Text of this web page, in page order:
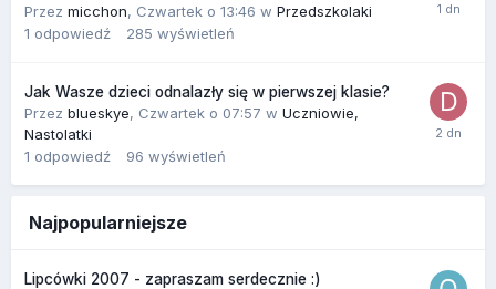
Przez micchon, Czwartek o 13:46 w Przedszkolaki
1 odpowiedź 285 wyświetleń
Jak Wasze dzieci odnalazły się w pierwszej klasie?
Przez blueskye, Czwartek o 07:57 w Uczniowie,
Nastolatki
1 odpowiedź 96 wyświetleń
Najpopularniejsze
Lipcówki 2007 - zapraszam serdecznie :)